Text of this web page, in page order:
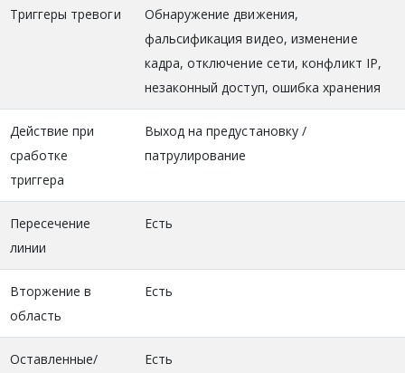
Триггеры тревоги
Обнаружение движения,
фальсификация видео, изменение
кадра, отключение сети, конфликт IP,
незаконный доступ, ошибка хранения
Действие при
сработке
триггера
Выход на предустановку /
патрулирование
Пересечение
линии
Есть
Вторжение в
область
Есть
Оставленные/
Есть